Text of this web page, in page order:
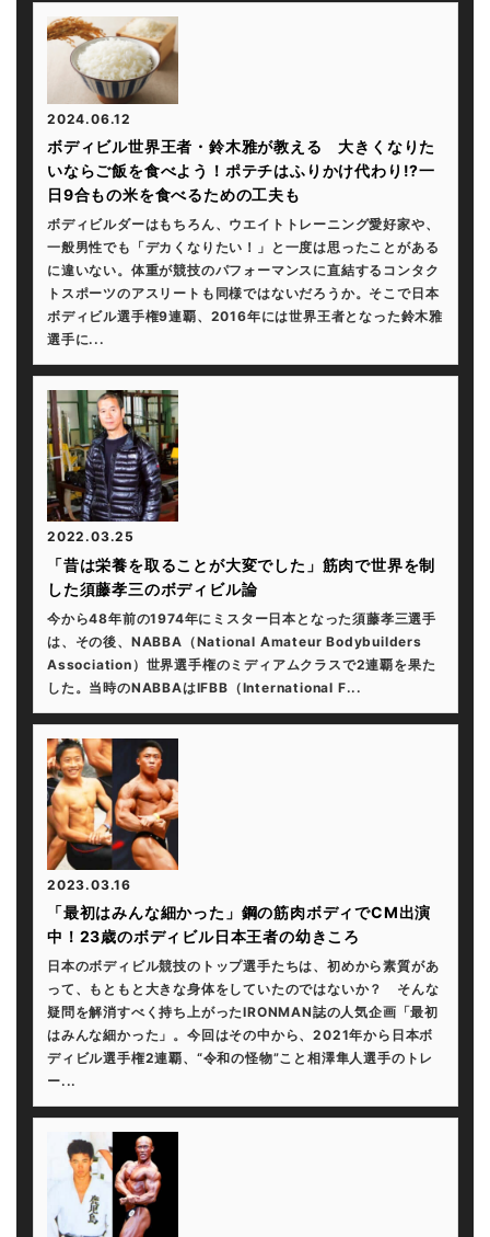
2024.06.12
ボディビル世界王者・鈴木雅が教える 大きくなりた
いならご飯を食べよう！ポテチはふりかけ代わり!?一
日9合もの米を食べるための工夫も
ボディビルダーはもちろん、ウエイトトレーニング愛好家や、
一般男性でも「デカくなりたい！」と一度は思ったことがある
に違いない。体重が競技のパフォーマンスに直結するコンタク
トスポーツのアスリートも同様ではないだろうか。そこで日本
ボディビル選手権9連覇、2016年には世界王者となった鈴木雅
選手に...
2022.03.25
「昔は栄養を取ることが大変でした」筋肉で世界を制
した須藤孝三のボディビル論
今から48年前の1974年にミスター日本となった須藤孝三選手
は、その後、NABBA（National Amateur Bodybuilders
Association）世界選手権のミディアムクラスで2連覇を果た
した。当時のNABBAはIFBB（International F...
2023.03.16
「最初はみんな細かった」鋼の筋肉ボディでCM出演
中！23歳のボディビル日本王者の幼きころ
日本のボディビル競技のトップ選手たちは、初めから素質があ
って、もともと大きな身体をしていたのではないか？ そんな
疑問を解消すべく持ち上がったIRONMAN誌の人気企画「最初
はみんな細かった」。今回はその中から、2021年から日本ボ
ディビル選手権2連覇、“令和の怪物”こと相澤隼人選手のトレ
ー...